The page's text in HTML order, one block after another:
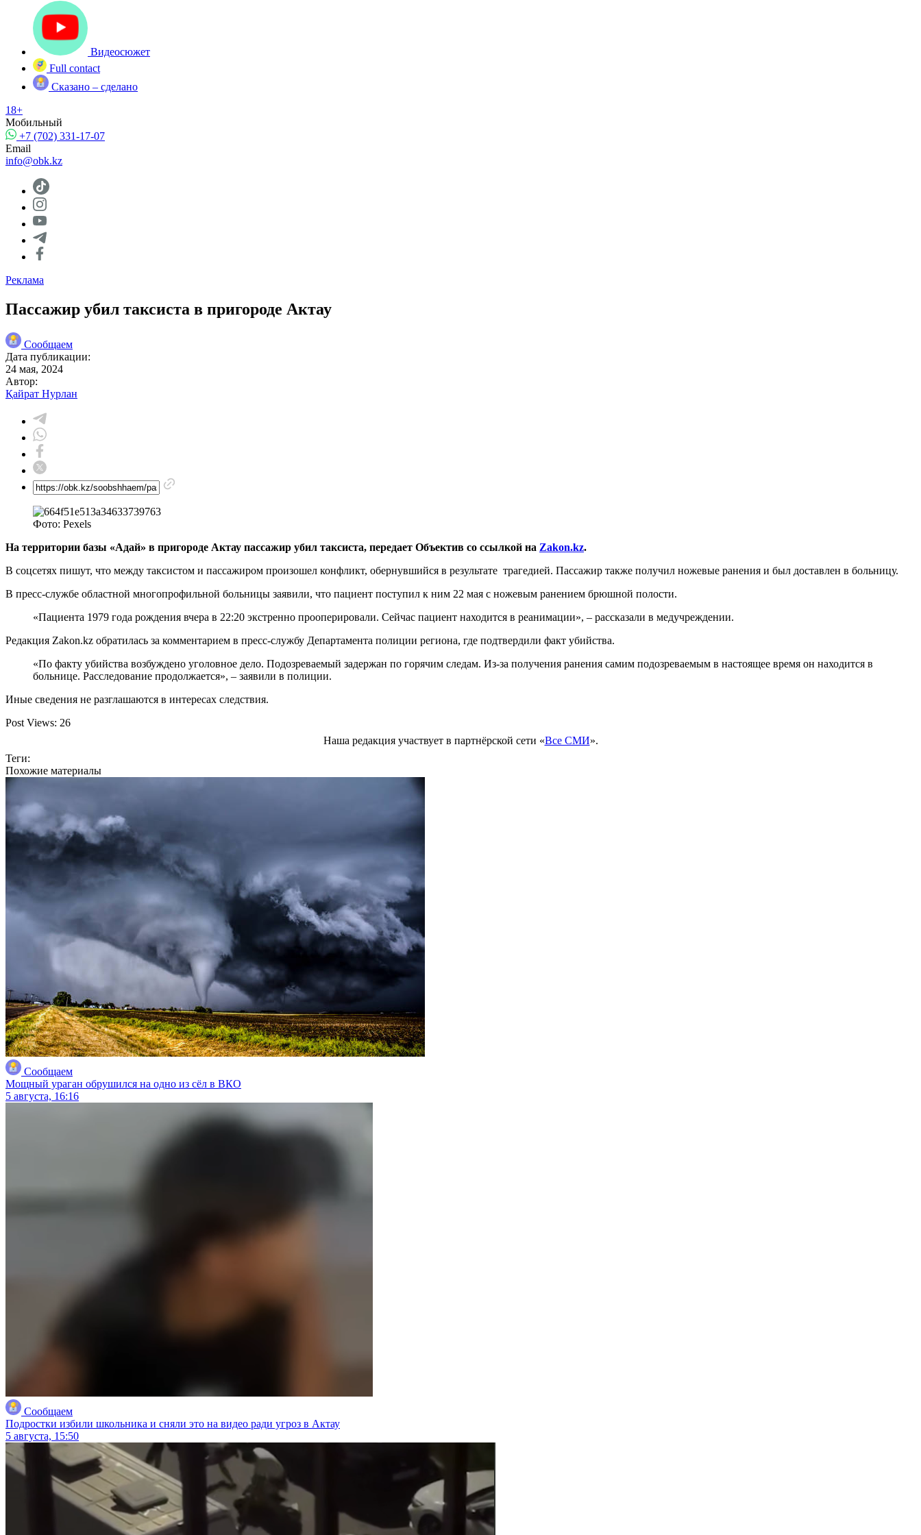
Видеосюжет
Full contact
Сказано – сделано
18+
Мобильный
+7 (702) 331-17-07
Email
info@obk.kz
Реклама
Пассажир убил таксиста в пригороде Актау
Сообщаем
Дата публикации:
24 мая, 2024
Автор:
Қайрат Нурлан
Фото: Pexels
На территории базы «Адай» в пригороде Актау пассажир убил таксиста, передает Объектив со ссылкой на Zakon.kz.
В соцсетях пишут, что между таксистом и пассажиром произошел конфликт, обернувшийся в результате трагедией. Пассажир также получил ножевые ранения и был доставлен в больницу.
В пресс-службе областной многопрофильной больницы заявили, что пациент поступил к ним 22 мая с ножевым ранением брюшной полости.
«Пациента 1979 года рождения вчера в 22:20 экстренно прооперировали. Сейчас пациент находится в реанимации», – рассказали в медучреждении.
Редакция Zakon.kz обратилась за комментарием в пресс-службу Департамента полиции региона, где подтвердили факт убийства.
«По факту убийства возбуждено уголовное дело. Подозреваемый задержан по горячим следам. Из-за получения ранения самим подозреваемым в настоящее время он находится в
больнице. Расследование продолжается», – заявили в полиции.
Иные сведения не разглашаются в интересах следствия.
Post Views: 26
Наша редакция участвует в партнёрской сети «Все СМИ».
Теги:
Похожие материалы
Сообщаем
Мощный ураган обрушился на одно из сёл в ВКО
5 августа, 16:16
Сообщаем
Подростки избили школьника и сняли это на видео ради угроз в Актау
5 августа, 15:50